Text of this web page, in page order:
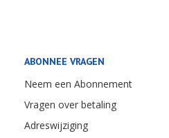
ABONNEE VRAGEN
Neem een Abonnement
Vragen over betaling
Adreswijziging